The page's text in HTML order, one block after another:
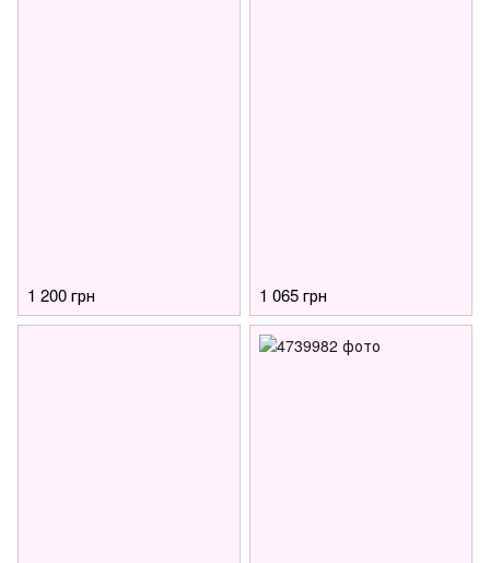
1 200 грн 1 065 грн